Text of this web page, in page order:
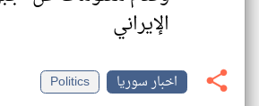
الإيراني
اخبار سوريا
Politics